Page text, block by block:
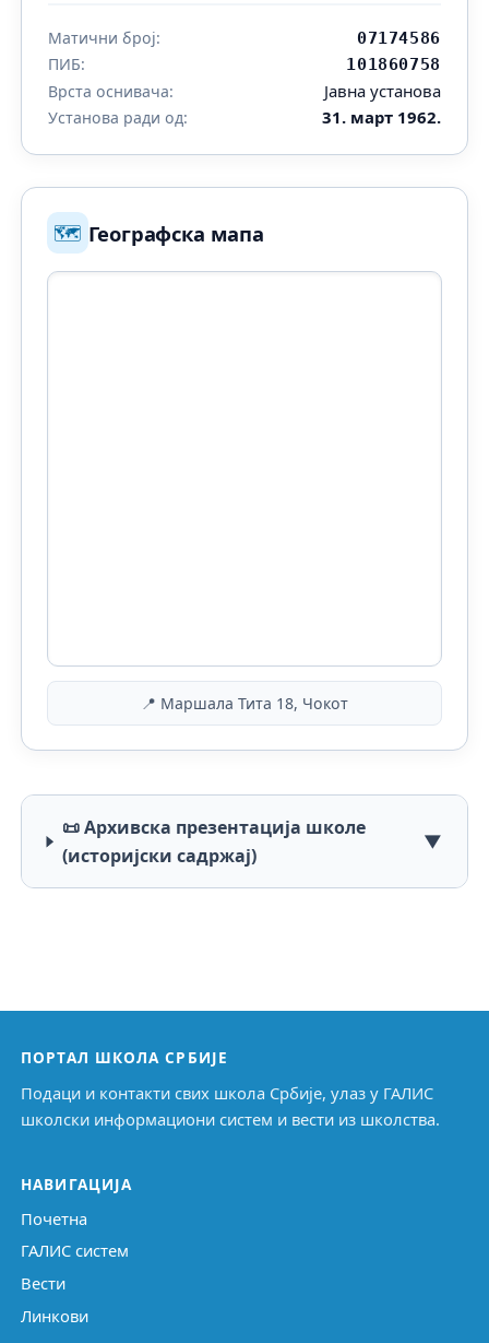
Матични број: 07174586
ПИБ: 101860758
Врста оснивача: Јавна установа
Установа ради од: 31. март 1962.
🗺️ Географска мапа
📍 Mаршала Тита 18, Чокот
📜 Архивска презентација школе
(историјски садржај)
▼
ПОРТАЛ ШКОЛА СРБИЈЕ
Подаци и контакти свих школа Србије, улаз у ГАЛИС
школски информациони систем и вести из школства.
НАВИГАЦИЈА
Почетна
ГАЛИС систем
Вести
Линкови